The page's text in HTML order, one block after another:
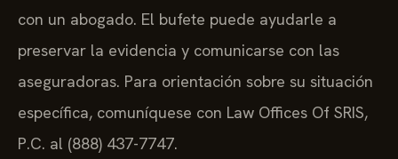
con un abogado. El bufete puede ayudarle a
preservar la evidencia y comunicarse con las
aseguradoras. Para orientación sobre su situación
específica, comuníquese con Law Offices Of SRIS,
P.C. al (888) 437-7747.